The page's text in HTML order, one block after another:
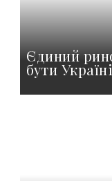
Єдиний
бути